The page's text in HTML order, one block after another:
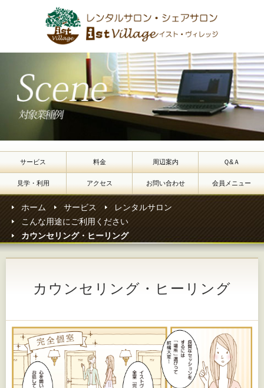
サービス 料金 周辺案内 Ｑ&Ａ
見学・利用 アクセス お問い合わせ 会員メニュー
ホーム サービス
レンタルサロン
こんな用途にご利用ください
カウンセリング・ヒーリング
カウンセリング・ヒーリング